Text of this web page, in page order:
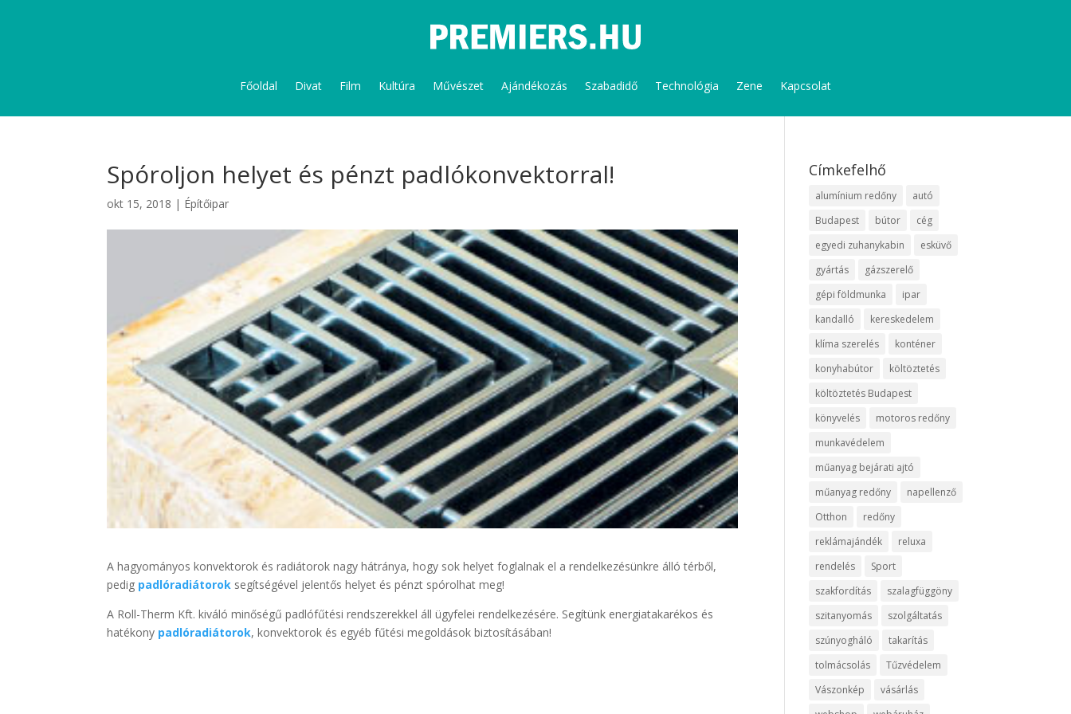
Főoldal Divat Film Kultúra Művészet Ajándékozás Szabadidő Technológia Zene Kapcsolat
Spóroljon helyet és pénzt padlókonvektorral!
okt 15, 2018 | Építőipar
A hagyományos konvektorok és radiátorok nagy hátránya, hogy sok helyet foglalnak el a rendelkezésünkre álló térből,
pedig padlóradiátorok segítségével jelentős helyet és pénzt spórolhat meg!
A Roll-Therm Kft. kiváló minőségű padlófűtési rendszerekkel áll ügyfelei rendelkezésére. Segítünk energiatakarékos és
hatékony padlóradiátorok, konvektorok és egyéb fűtési megoldások biztosításában!
Címkefelhő
alumínium redőny
autó
Budapest
bútor
cég
egyedi zuhanykabin
esküvő
gyártás
gázszerelő
gépi földmunka
ipar
kandalló
kereskedelem
klíma szerelés
konténer
konyhabútor
költöztetés
költöztetés Budapest
könyvelés
motoros redőny
munkavédelem
műanyag bejárati ajtó
műanyag redőny
napellenző
Otthon
redőny
reklámajándék
reluxa
rendelés
Sport
szakfordítás
szalagfüggöny
szitanyomás
szolgáltatás
szúnyogháló
takarítás
tolmácsolás
Tűzvédelem
Vászonkép
vásárlás